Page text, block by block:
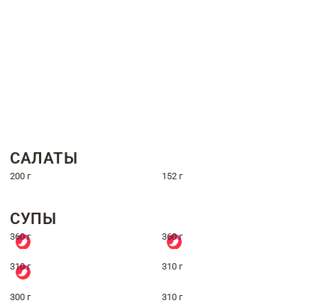
САЛАТЫ
200 г 152 г
СУПЫ
360 г 360 г
310 г 310 г
300 г 310 г